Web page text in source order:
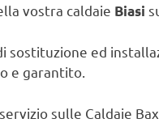
vostra caldaie Biasi
sostituzione ed
e garantito.
sulle Caldaie